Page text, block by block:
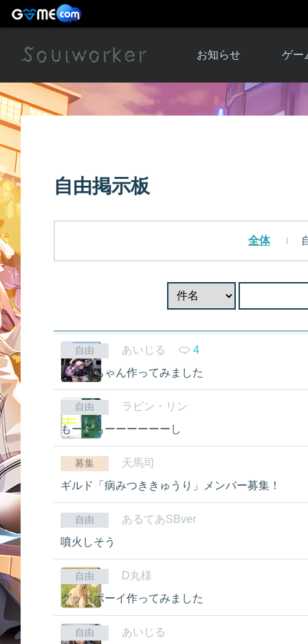
お知らせ
お知らせ一覧
ゲー
ソウ
アップ
自由掲示板
全体
自由 あいじる
4
ステラちゃん作ってみました
自由
ラビン・リン
もーしもーーーーーーし
募集
天馬司
ギルド「病みつききゅうり」メンバー募集！
自由
あるてあSBver
噴火しそう
自由
D丸様
グッドボーイ作ってみました
自由
あいじる